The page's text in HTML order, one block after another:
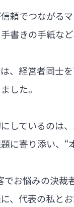
頼でつながる
書きの手紙な
、経営者同士
した。
しているのは
に寄り添い、“
お悩みの決裁
、代表の私と